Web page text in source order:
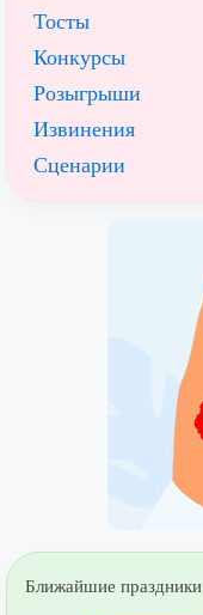
Тосты
Конкурсы
Розыгрыши
Извинения
Сценарии
Ближайшие праздники